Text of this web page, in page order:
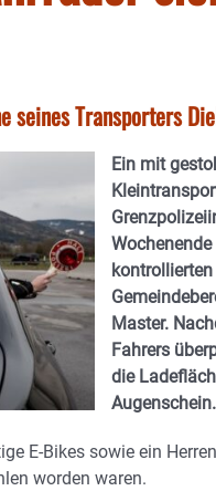
seines Transporters
Ein mit
Master.
Fahrers
die
Augenschein.
E-Bikes sowie ein
worden waren.